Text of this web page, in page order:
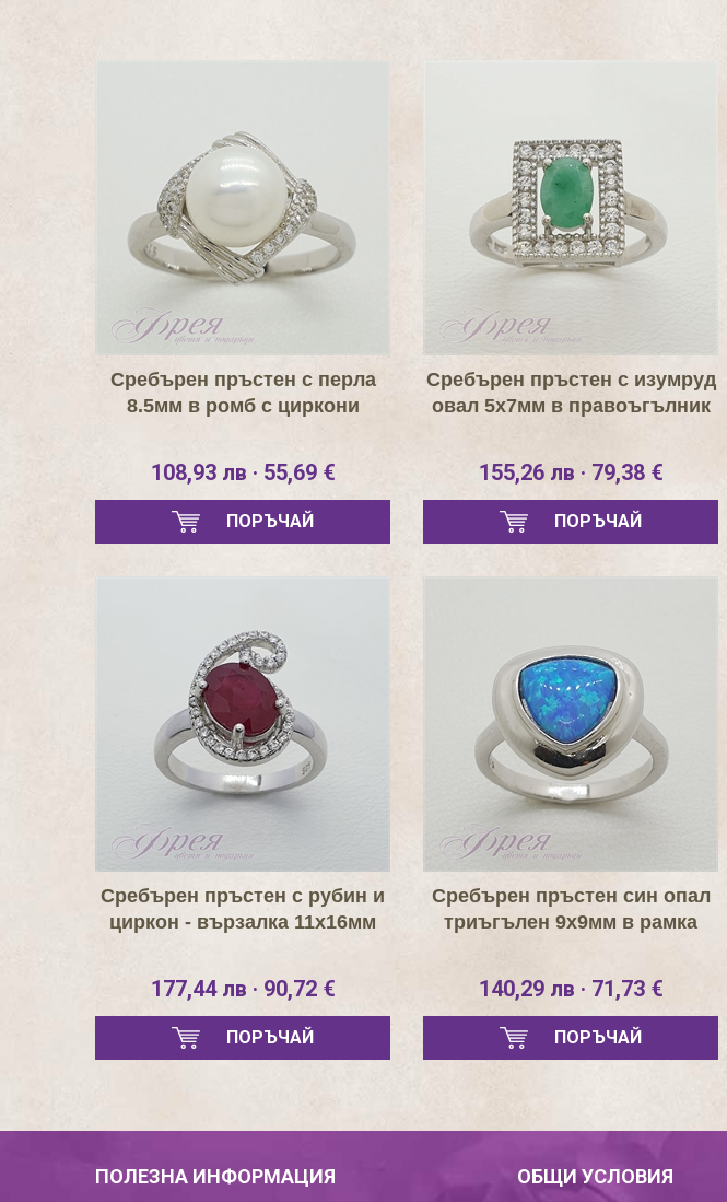
Сребърен пръстен с перла
8.5мм в ромб с циркони
108,93 лв · 55,69 €
ПОРЪЧАЙ
Сребърен пръстен с изумруд
овал 5х7мм в правоъгълник
155,26 лв · 79,38 €
ПОРЪЧАЙ
Сребърен пръстен с рубин и
циркон - вързалка 11х16мм
177,44 лв · 90,72 €
ПОРЪЧАЙ
Сребърен пръстен син опал
триъгълен 9х9мм в рамка
140,29 лв · 71,73 €
ПОРЪЧАЙ
ПОЛЕЗНА ИНФОРМАЦИЯ ОБЩИ УСЛОВИЯ